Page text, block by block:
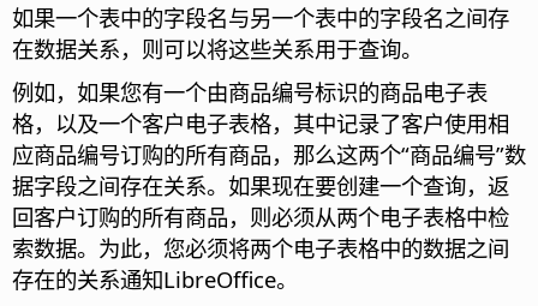
如果一个表中的字段名与另一个表中的字段名之间存
在数据关系，则可以将这些关系用于查询。
例如，如果您有一个由商品编号标识的商品电子表
格，以及一个客户电子表格，其中记录了客户使用相
应商品编号订购的所有商品，那么这两个“商品编号”数
据字段之间存在关系。如果现在要创建一个查询，返
回客户订购的所有商品，则必须从两个电子表格中检
索数据。为此，您必须将两个电子表格中的数据之间
存在的关系通知LibreOffice。